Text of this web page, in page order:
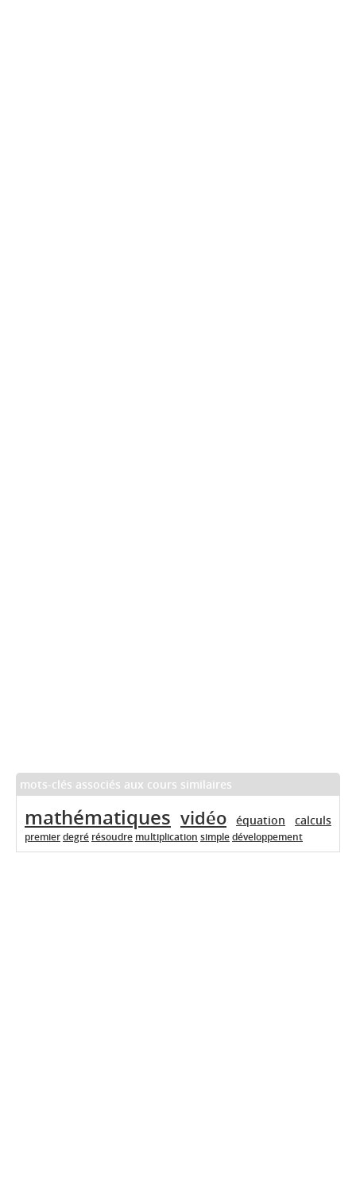
mots-clés associés aux cours similaires
mathématiques vidéo équation calculs
premierdegré résoudre multiplication simpledéveloppement